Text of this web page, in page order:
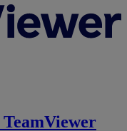
TeamViewer